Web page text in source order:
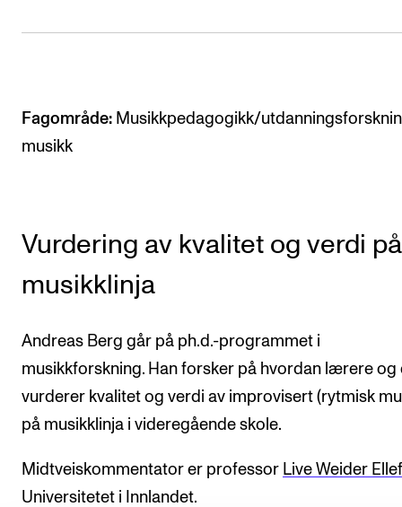
ORGANISASJON
Aktuelle saker
Utvalg og komitéer
Strategier, planer og rapporter
Fagområde: Musikkpedagogikk/
musikk
Vurdering av kvalitet og verdi på
musikklinja
Andreas Berg går på ph.d.-programmet i
musikkforskning. Han forsker på hvordan lærere og
vurderer kvalitet og verdi av improvisert (rytmisk
på musikklinja i videregående skole.
Midtveiskommentator er professor Live Weider
Universitetet i Innlandet.